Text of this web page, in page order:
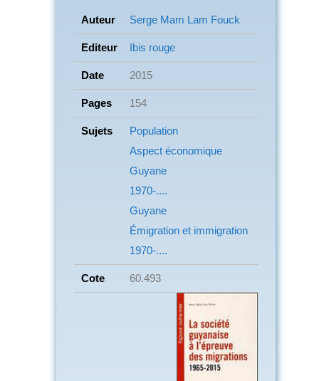
Auteur Serge Mam Lam Fouck
Editeur Ibis rouge
Date 2015
Pages 154
Sujets
Population
Aspect économique
Guyane
1970-....
Guyane
Émigration et immigration
1970-....
Cote 60.493